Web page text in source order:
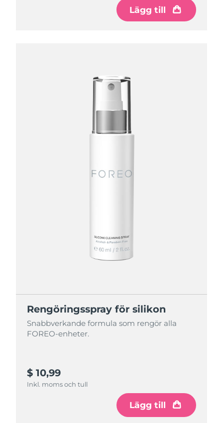
Lägg till
Lägg till
Rengöringsspray för silikon
Snabbverkande formula som rengör alla
FOREO-enheter.
$ 10,99
Inkl. moms och tull
Lägg till